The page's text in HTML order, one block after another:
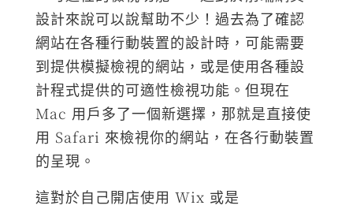
設計來說可以說幫助不少！過去為了確認
網站在各種行動裝置的設計時，可能需要
到提供模擬檢視的網站，或是使用各種設
計程式提供的可適性檢視功能。但現在
Mac 用戶多了一個新選擇，那就是直接使
用 Safari 來檢視你的網站，在各行動裝置
的呈現。
這對於自己開店使用 Wix 或是